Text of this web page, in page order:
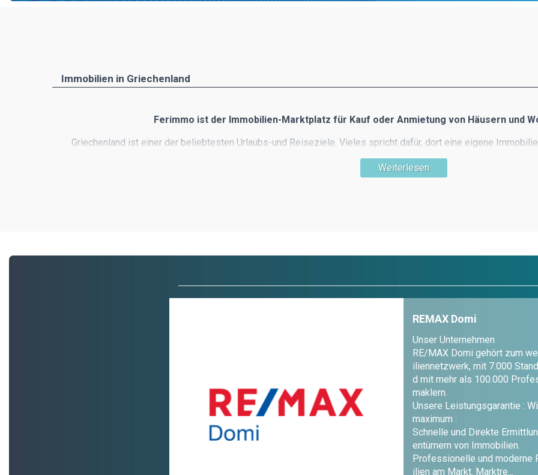
Immobilien in Griechenland
Ferimmo ist der Immobilien-Marktplatz für Kauf oder Anmietung von Häusern und
Griechenland ist einer der beliebtesten Urlaubs-und Reiseziele. Vieles spricht dafür, dort eine eigene
einmalige Natur, zahlreiche kleine Inseln, klares blaues Meer, 300 Tage Sonnenschein, traumhafte
Weiterlesen
REMAX Domi
Unser Unternehmen
RE/MAX Domi gehört zum
iliennetzwerk, mit 7.000
d mit mehr als 100.000
maklern.
Unsere Leistungsgarantie :
maximum :
Schnelle und Direkte
entümern von Immobilien.
Professionelle und moderne
ilien am Markt. Marktre...